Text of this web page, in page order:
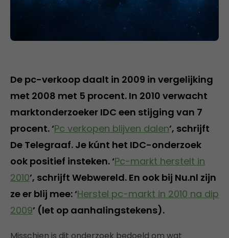
De pc-verkoop daalt in 2009 in vergelijking
met 2008 met 5 procent. In 2010 verwacht
marktonderzoeker IDC een stijging van 7
procent. ‘Pc verkopen blijven dalen’, schrijft
De Telegraaf. Je kúnt het IDC-onderzoek
ook positief insteken. ‘Pc-markt herstelt in
2010’, schrijft Webwereld. En ook bij Nu.nl zijn
ze er blij mee: ‘Herstel pc-markt in 2010 na dip
2009’ (let op aanhalingstekens).
Misschien is dit onderzoek bedoeld om wat